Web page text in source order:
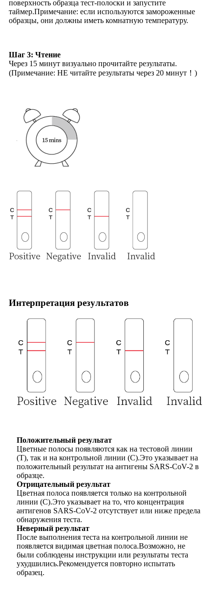
поверхность образца тест-полоски и запустите
таймер.Примечание: если используются замороженные
образцы, они должны иметь комнатную температуру.
Шаг 3: Чтение
Через 15 минут визуально прочитайте результаты.
(Примечание: НЕ читайте результаты через 20 минут！)
Интерпретация результатов
Положительный результат
Цветные полосы появляются как на тестовой линии
(T), так и на контрольной линии (C).Это указывает на
положительный результат на антигены SARS-CoV-2 в
образце.
Отрицательный результат
Цветная полоса появляется только на контрольной
линии (C).Это указывает на то, что концентрация
антигенов SARS-CoV-2 отсутствует или ниже предела
обнаружения теста.
Неверный результат
После выполнения теста на контрольной линии не
появляется видимая цветная полоса.Возможно, не
были соблюдены инструкции или результаты теста
ухудшились.Рекомендуется повторно испытать
образец.